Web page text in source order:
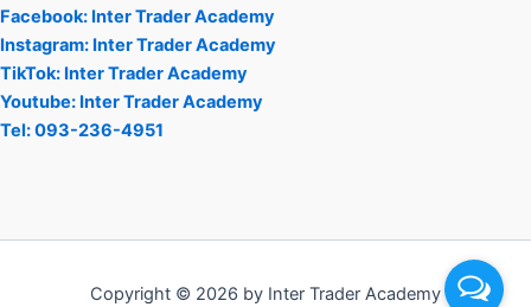
Facebook: Inter Trader Academy
Instagram: Inter Trader Academy
TikTok: Inter Trader Academy
Youtube: Inter Trader Academy
Tel: 093-236-4951
Copyright © 2026 by Inter Trader Academy